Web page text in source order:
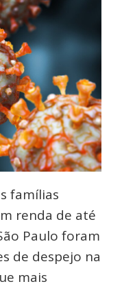
famílias
renda de até
Paulo foram
de despejo na
mais